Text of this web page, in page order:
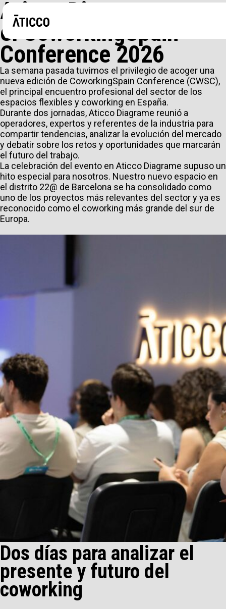
Aticco Diagrame acoge
el CoworkingSpain
Conference 2026
La semana pasada tuvimos el privilegio de acoger una
nueva edición de CoworkingSpain Conference (CWSC),
el principal encuentro profesional del sector de los
espacios flexibles y coworking en España.
Durante dos jornadas, Aticco Diagrame reunió a
operadores, expertos y referentes de la industria para
compartir tendencias, analizar la evolución del mercado
y debatir sobre los retos y oportunidades que marcarán
el futuro del trabajo.
La celebración del evento en Aticco Diagrame supuso un
hito especial para nosotros. Nuestro nuevo espacio en
el distrito 22@ de Barcelona se ha consolidado como
uno de los proyectos más relevantes del sector y ya es
reconocido como el coworking más grande del sur de
Europa.
Dos días para analizar el
presente y futuro del
coworking
¿BUSCAS UN ESPACIO DE COWORKING O UNA
EVENTOS?